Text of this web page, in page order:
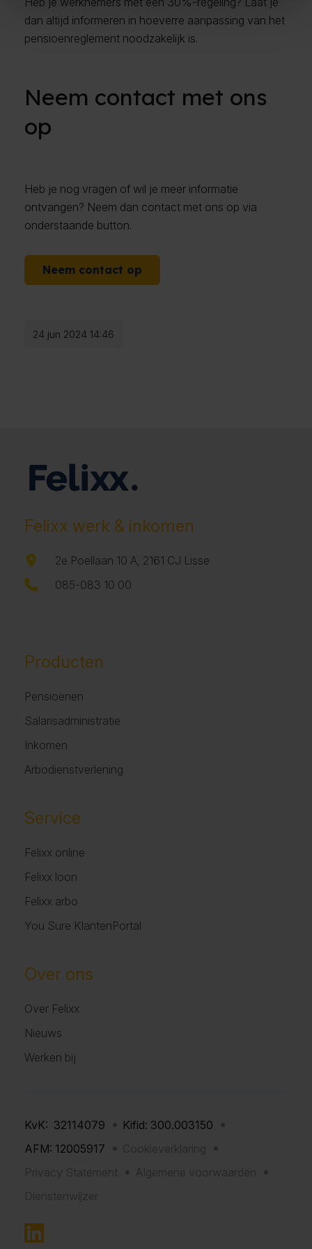
dan altijd informeren in hoeverre aanpassing van het
pensioenreglement noodzakelijk is.
Neem contact met ons
op
Heb je nog vragen of wil je meer informatie
ontvangen? Neem dan contact met ons op via
onderstaande button.
Neem contact op
24 jun 2024 14:46
Felixx werk & inkomen
2e Poellaan 10 A, 2161 CJ Lisse
085-083 10 00
Producten
Pensioenen
Salarisadministratie
Inkomen
Arbodienstverlening
Service
Felixx online
Felixx loon
Felixx arbo
You Sure KlantenPortal
Over ons
Over Felixx
Nieuws
Werken bij
KvK: 32114079
Kifid: 300.003150
AFM: 12005917